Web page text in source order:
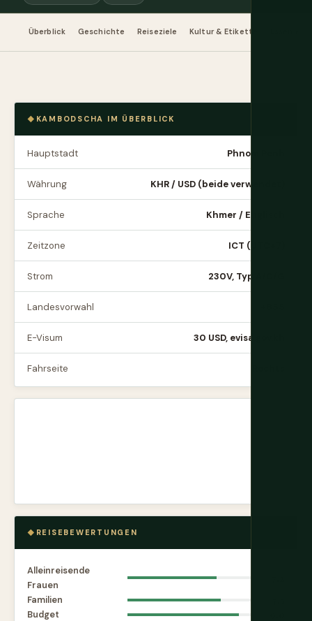
Überblick Geschichte Reiseziele Kultur & Etikette
KAMBODSCHA IM ÜBERBLICK
Hauptstadt Phnom Penh
Währung KHR / USD (beide verwendet)
Sprache Khmer / Englisch
Zeitzone ICT (UTC+7)
Strom 230V, Typ A/C/G
Landesvorwahl
E-Visum 30 USD, evisa.gov.kh
Fahrseite
REISEBEWERTUNGEN
Alleinreisende
Frauen
Familien
Budget